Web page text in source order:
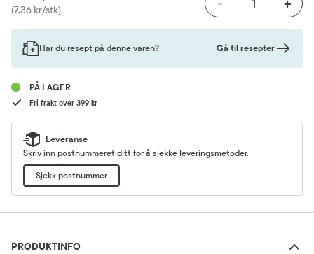
Pris
(7,36 kr/stk) - +
Har du resept på denne varen? Gå til resepter
PÅ LAGER
Fri frakt over 399 kr
Leveranse
Skriv inn postnummeret ditt for å sjekke leveringsmetoder.
Sjekk postnummer
PRODUKTINFO